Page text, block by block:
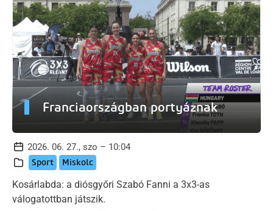
Franciaországban portyáznak
2026. 06. 27., szo – 10:04
Sport Miskolc
Kosárlabda: a diósgyőri Szabó Fanni a 3x3-as
válogatottban játszik.